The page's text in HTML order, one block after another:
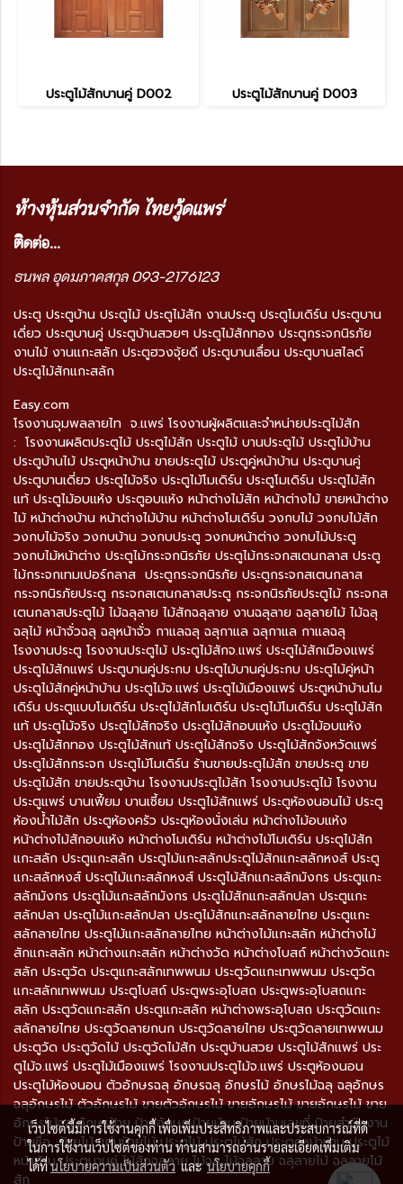
ประตูไม้สักบานคู่ D002 ประตูไม้สักบานคู่ D003
ห้างหุ้นส่วนจำกัด ไทยวู้ดแพร่
ติดต่อ...
ธนพล อุดมภาคสกุล 093-2176123
ประตู ประตูบ้าน ประตูไม้ ประตูไม้สัก งานประตู ประตูโมเดิร์น ประตูบาน
เดี่ยว ประตูบานคู่ ประตูบ้านสวยๆ ประตูไม้สักทอง ประตูกระจกนิรภัย
งานไม้ งานแกะสลัก ประตูฮวงจุ้ยดี ประตูบานเลื่อน ประตูบานสไลด์
ประตูไม้สักแกะสลัก
Easy.com
โรงงานจุมพลลายไท จ.แพร่ โรงงานผู้ผลิตและจำหน่ายประตูไม้สัก
: โรงงานผลิตประตูไม้ ประตูไม้สัก ประตูไม้ บานประตูไม้ ประตูไม้บ้าน
ประตูบ้านไม้ ประตูหน้าบ้าน ขายประตูไม้ ประตูคู่หน้าบ้าน ประตูบานคู่
ประตูบานเดี่ยว ประตูไม้จริง ประตูไม้โมเดิร์น ประตูโมเดิร์น ประตูไม้สัก
แท้ ประตูไม้อบแห้ง ประตูอบแห้ง หน้าต่างไม้สัก หน้าต่างไม้ ขายหน้าต่าง
ไม้ หน้าต่างบ้าน หน้าต่างไม้บ้าน หน้าต่างโมเดิร์น วงกบไม้ วงกบไม้สัก
วงกบไม้จริง วงกบบ้าน วงกบประตู วงกบหน้าต่าง วงกบไม้ประตู
วงกบไม้หน้าต่าง ประตูไม้กระจกนิรภัย ประตูไม้กระจกสเตนกลาส ประตู
ไม้กระจกเทมเปอร์กลาส ประตูกระจกนิรภัย ประตูกระจกสเตนกลาส
กระจกนิรภัยประตู กระจกสเตนกลาสประตู กระจกนิรภัยประตูไม้ กระจกส
เตนกลาสประตูไม้ ไม้ฉลุลาย ไม้สักฉลุลาย งานฉลุลาย ฉลุลายไม้ ไม้ฉลุ
ฉลุไม้ หน้าจั่วฉลุ ฉลุหน้าจั่ว กาแลฉลุ ฉลุกาแล ฉลุกาแล กาแลฉลุ
โรงงานประตู โรงงานประตูไม้ ประตูไม้สักจ.แพร่ ประตูไม้สักเมืองแพร่
ประตูไม้สักแพร่ ประตูบานคู่ประกบ ประตูไม้บานคู่ประกบ ประตูไม้คู่หน้า
ประตูไม้สักคู่หน้าบ้าน ประตูไม้จ.แพร่ ประตูไม้เมืองแพร่ ประตูหน้าบ้านโม
เดิร์น ประตูแบบโมเดิร์น ประตูไม้สักโมเดิร์น ประตูไม้โมเดิร์น ประตูไม้สัก
แท้ ประตูไม้จริง ประตูไม้สักจริง ประตูไม้สักอบแห้ง ประตูไม้อบแห้ง
ประตูไม้สักทอง ประตูไม้สักแท้ ประตูไม้สักจริง ประตูไม้สักจังหวัดแพร่
ประตูไม้สักกระจก ประตูไม้โมเดิร์น ร้านขายประตูไม้สัก ขายประตู ขาย
ประตูไม้สัก ขายประตูบ้าน โรงงานประตูไม้สัก โรงงานประตูไม้ โรงงาน
ประตูแพร่ บานเฟี้ยม บานเซี้ยม ประตูไม้สักแพร่ ประตูห้องนอนไม้ ประตู
ห้องน้ำไม้สัก ประตูห้องครัว ประตูห้องนั่งเล่น หน้าต่างไม้อบแห้ง
หน้าต่างไม้สักอบแห้ง หน้าต่างโมเดิร์น หน้าต่างไม้โมเดิร์น ประตูไม้สัก
แกะสลัก ประตูแกะสลัก ประตูไม้แกะสลักประตูไม้สักแกะสลักหงส์ ประตู
แกะสลักหงส์ ประตูไม้แกะสลักหงส์ ประตูไม้สักแกะสลักมังกร ประตูแกะ
สลักมังกร ประตูไม้แกะสลักมังกร ประตูไม้สักแกะสลักปลา ประตูแกะ
สลักปลา ประตูไม้แกะสลักปลา ประตูไม้สักแกะสลักลายไทย ประตูแกะ
สลักลายไทย ประตูไม้แกะสลักลายไทย หน้าต่างไม้แกะสลัก หน้าต่างไม้
สักแกะสลัก หน้าต่างแกะสลัก หน้าต่างวัด หน้าต่างโบสถ์ หน้าต่างวัดแกะ
สลัก ประตูวัด ประตูแกะสลักเทพพนม ประตูวัดแกะเทพพนม ประตูวัด
แกะสลักเทพพนม ประตูโบสถ์ ประตูพระอุโบสถ ประตูพระอุโบสถแกะ
สลัก ประตูวัดแกะสลัก ประตูแกะสลัก หน้าต่างพระอุโบสถ ประตูวัดแกะ
สลักลายไทย ประตูวัดลายกนก ประตูวัดลายไทย ประตูวัดลายเทพพนม
ประตูวัด ประตูวัดไม้ ประตูวัดไม้สัก ประตูบ้านสวย ประตูไม้สักแพร่ ประ
ตูไม้จ.แพร่ ประตูไม้เมืองแพร่ โรงงานประตูไม้จ.แพร่ ประตูห้องนอน
ประตูไม้ห้องนอน ตัวอักษรฉลุ อักษรฉลุ อักษรไม้ อักษรไม้ฉลุ ฉลุอักษร
ฉลุอักษรไม้ ตัวอักษรไม้ ขายตัวอักษรไม้ ขายอักษรไม้ ขายอักษรไม้ ขาย
อักษรไม้ฉลุ อักษรป้าย ป้ายอักษร ป้ายบ้าน ป้ายบ้านเลขที่ ป้ายสำนักงาน
ป้ายชื่อ ป้ายไม้ แผ่นป้ายไม้ ประตูไม้ ประตูไม้สัก ประตูคู่หน้าบ้าน ประตูไม้
หน้าบ้าน ประตูบานคู่ ไม้สักฉลุลาย ไม้ฉลุ ไม้ฉลุลาย ฉลุลายไม้ ฉลุลายไม้
สัก
เว็บไซต์นี้มีการใช้งานคุกกี้ เพื่อเพิ่มประสิทธิภาพและประสบการณ์ที่ดี
ในการใช้งานเว็บไซต์ของท่าน ท่านสามารถอ่านรายละเอียดเพิ่มเติม
ได้ที่นโยบายความเป็นส่วนตัว และนโยบายคุกกี้